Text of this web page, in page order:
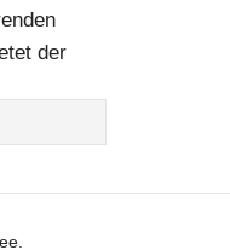
der